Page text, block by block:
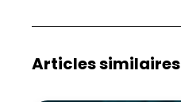
Articles similaires